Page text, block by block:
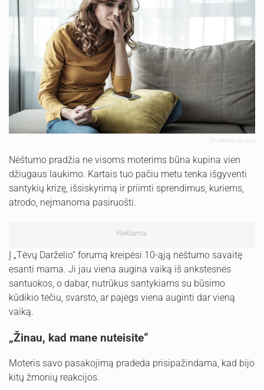
Shutterstock.com
Nėštumo pradžia ne visoms moterims būna kupina vien
džiugaus laukimo. Kartais tuo pačiu metu tenka išgyventi
santykių krizę, išsiskyrimą ir priimti sprendimus, kuriems,
atrodo, neįmanoma pasiruošti.
Reklama:
Į „Tėvų Darželio“ forumą kreipėsi 10-ąją nėštumo savaitę
esanti mama. Ji jau viena augina vaiką iš ankstesnės
santuokos, o dabar, nutrūkus santykiams su būsimo
kūdikio tėčiu, svarsto, ar pajėgs viena auginti dar vieną
vaiką.
„Žinau, kad mane nuteisite“
Moteris savo pasakojimą pradeda prisipažindama, kad bijo
kitų žmonių reakcijos.